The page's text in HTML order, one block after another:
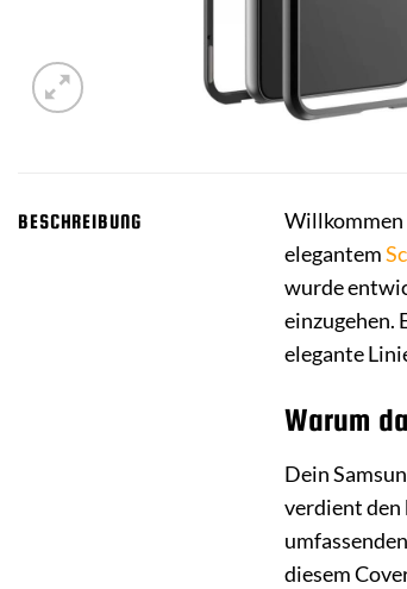
BESCHREIBUNG Willkommen
elegantem
wurde
einzugehen.
elegante
Warum
Dein
verdient den
diesem